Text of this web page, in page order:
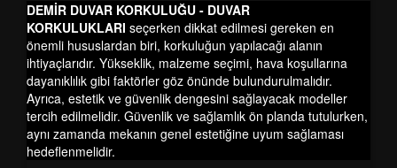
DEMİR DUVAR KORKULUĞU - DUVAR
KORKULUKLARI seçerken dikkat edilmesi gereken en
önemli hususlardan biri, korkuluğun yapılacağı alanın
ihtiyaçlarıdır. Yükseklik, malzeme seçimi, hava koşullarına
dayanıklılık gibi faktörler göz önünde bulundurulmalıdır.
Ayrıca, estetik ve güvenlik dengesini sağlayacak modeller
tercih edilmelidir. Güvenlik ve sağlamlık ön planda tutulurken,
aynı zamanda mekanın genel estetiğine uyum sağlaması
hedeflenmelidir.